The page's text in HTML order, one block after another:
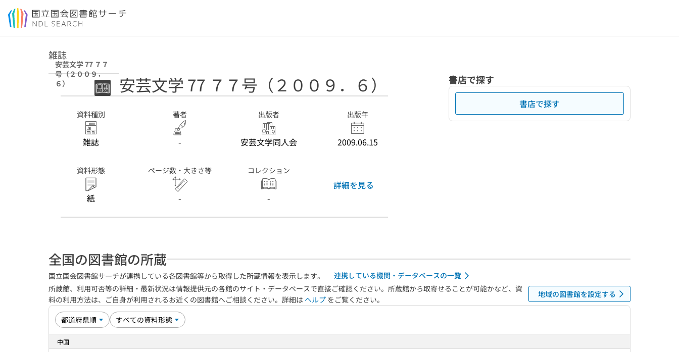
本文へ移動
雑誌
安芸文学 77 ７７
号（２００９．
６）
安芸文学 77 ７７号（２００９．６）
資料種別
雑誌
著者
-
出版者
安芸文学同人会
出版年
2009.06.15
資料形態
紙
ページ数・大きさ等
-
コレクション
-
詳細を見る
書店で探す
書店で探す
全国の図書館の所蔵
国立国会図書館サーチが連携している各図書館等から取得した所蔵情報を表示します。
連携している機関・データベースの一覧
所蔵館、利用可否等の詳細・最新状況は情報提供元の各館のサイト・データベースで直接ご確認ください。所蔵館から取寄せることが可能かなど、資
料の利用方法は、ご自身が利用されるお近くの図書館へご相談ください。詳細は ヘルプ をご覧ください。
地域の図書館を設定する
中国